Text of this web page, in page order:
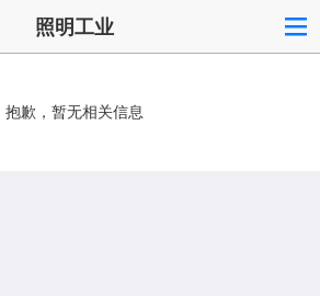
照明工业
抱歉，暂无相关信息